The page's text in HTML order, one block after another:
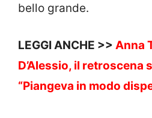
bello grande.
LEGGI ANCHE >> Anna
D’Alessio, il retroscena
“Piangeva in modo